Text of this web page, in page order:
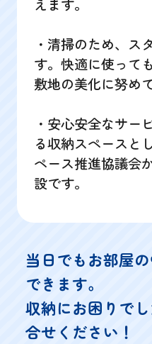
えます。
・清掃のため、ス
す。快適に使って
敷地の美化に努め
・安心安全なサー
る収納スペースと
ペース推進協議会
設です。
当日でもお部屋
できます。
収納にお困りで
合せください！